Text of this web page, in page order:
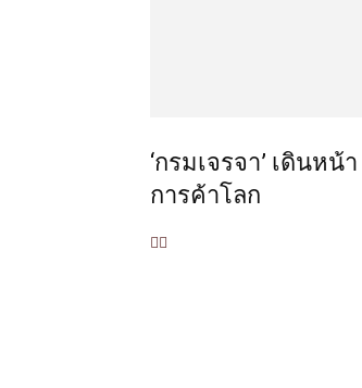
‘กรมเจรจา’ เดินห
การค้าโลก